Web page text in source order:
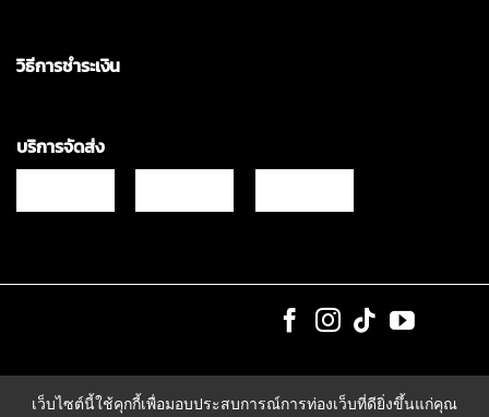
วิธีการชำระเงิน
บริการจัดส่ง
เว็บไซต์นี้ใช้คุกกี้เพื่อมอบประสบการณ์การท่องเว็บที่ดียิ่งขึ้นแก่คุณ